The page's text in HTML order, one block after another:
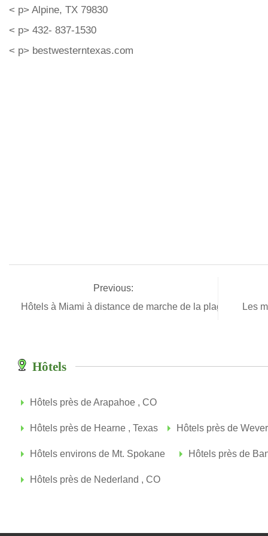
< p> Alpine, TX 79830
< p> 432- 837-1530
< p> bestwesterntexas.com
Previous:
Hôtels à Miami à distance de marche de la plage
Les
Hôtels
Hôtels près de Arapahoe , CO
Hôtels près de Hearne , Texas Hôtels près de
Hôtels environs de Mt. Spokane Hôtels près de
Hôtels près de Nederland , CO